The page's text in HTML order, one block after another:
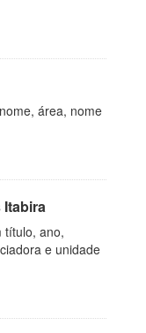
área, nome
Itabira
título, ano,
e unidade